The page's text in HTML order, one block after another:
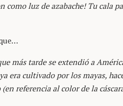
como luz de azabache! Tu cala
más tarde se extendió a
era cultivado por los mayas,
referencia al color de la